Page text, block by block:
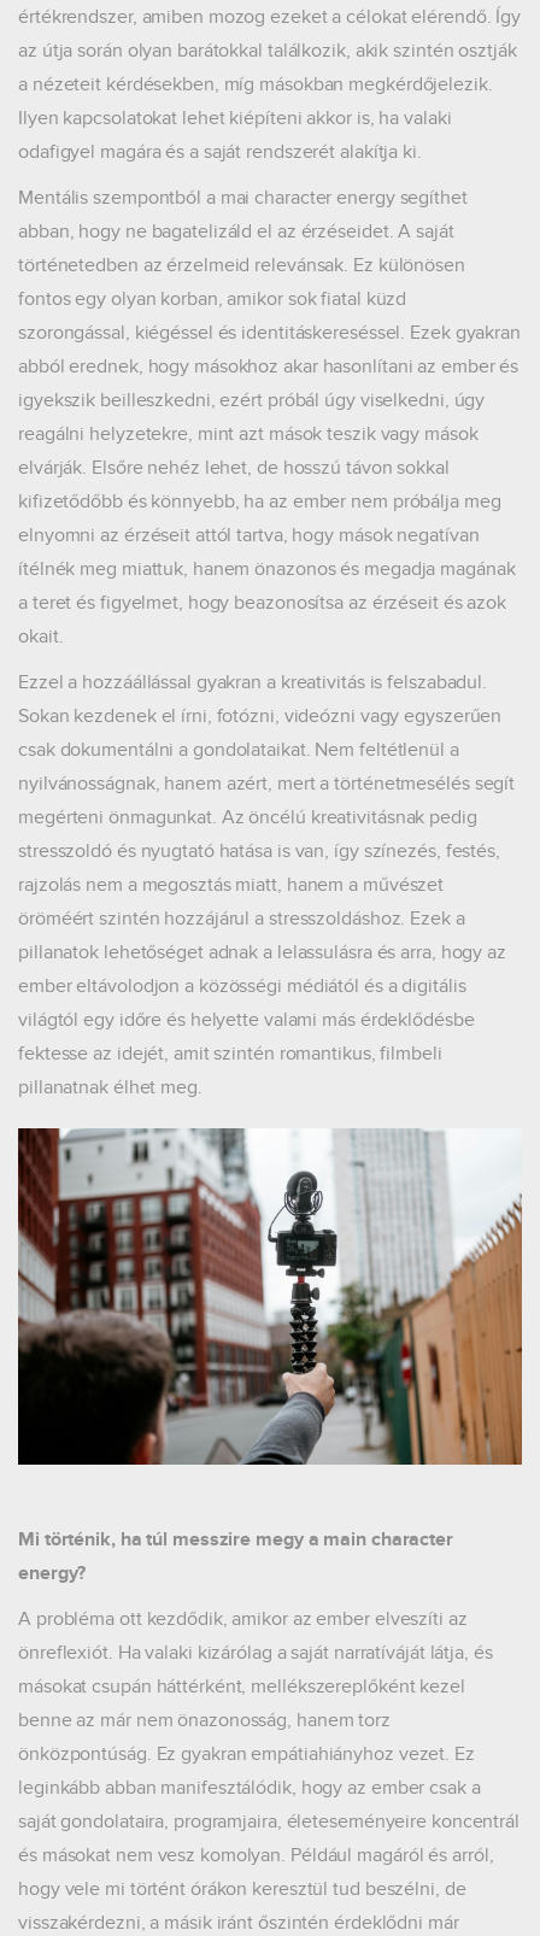
értékrendszer, amiben mozog ezeket a célokat elérendő. Így
az útja során olyan barátokkal találkozik, akik szintén osztják
a nézeteit kérdésekben, míg másokban megkérdőjelezik.
Ilyen kapcsolatokat lehet kiépíteni akkor is, ha valaki
odafigyel magára és a saját rendszerét alakítja ki.
Mentális szempontból a mai character energy segíthet
abban, hogy ne bagatelizáld el az érzéseidet. A saját
történetedben az érzelmeid relevánsak. Ez különösen
fontos egy olyan korban, amikor sok fiatal küzd
szorongással, kiégéssel és identitáskereséssel. Ezek gyakran
abból erednek, hogy másokhoz akar hasonlítani az ember és
igyekszik beilleszkedni, ezért próbál úgy viselkedni, úgy
reagálni helyzetekre, mint azt mások teszik vagy mások
elvárják. Elsőre nehéz lehet, de hosszú távon sokkal
kifizetődőbb és könnyebb, ha az ember nem próbálja meg
elnyomni az érzéseit attól tartva, hogy mások negatívan
ítélnék meg miattuk, hanem önazonos és megadja magának
a teret és figyelmet, hogy beazonosítsa az érzéseit és azok
okait.
Ezzel a hozzáállással gyakran a kreativitás is felszabadul.
Sokan kezdenek el írni, fotózni, videózni vagy egyszerűen
csak dokumentálni a gondolataikat. Nem feltétlenül a
nyilvánosságnak, hanem azért, mert a történetmesélés segít
megérteni önmagunkat. Az öncélú kreativitásnak pedig
stresszoldó és nyugtató hatása is van, így színezés, festés,
rajzolás nem a megosztás miatt, hanem a művészet
öröméért szintén hozzájárul a stresszoldáshoz. Ezek a
pillanatok lehetőséget adnak a lelassulásra és arra, hogy az
ember eltávolodjon a közösségi médiától és a digitális
világtól egy időre és helyette valami más érdeklődésbe
fektesse az idejét, amit szintén romantikus, filmbeli
pillanatnak élhet meg.
Mi történik, ha túl messzire megy a main character
energy?
A probléma ott kezdődik, amikor az ember elveszíti az
önreflexiót. Ha valaki kizárólag a saját narratíváját látja, és
másokat csupán háttérként, mellékszereplőként kezel
benne az már nem önazonosság, hanem torz
önközpontúság. Ez gyakran empátiahiányhoz vezet. Ez
leginkább abban manifesztálódik, hogy az ember csak a
saját gondolataira, programjaira, életeseményeire koncentrál
és másokat nem vesz komolyan. Például magáról és arról,
hogy vele mi történt órákon keresztül tud beszélni, de
visszakérdezni, a másik iránt őszintén érdeklődni már